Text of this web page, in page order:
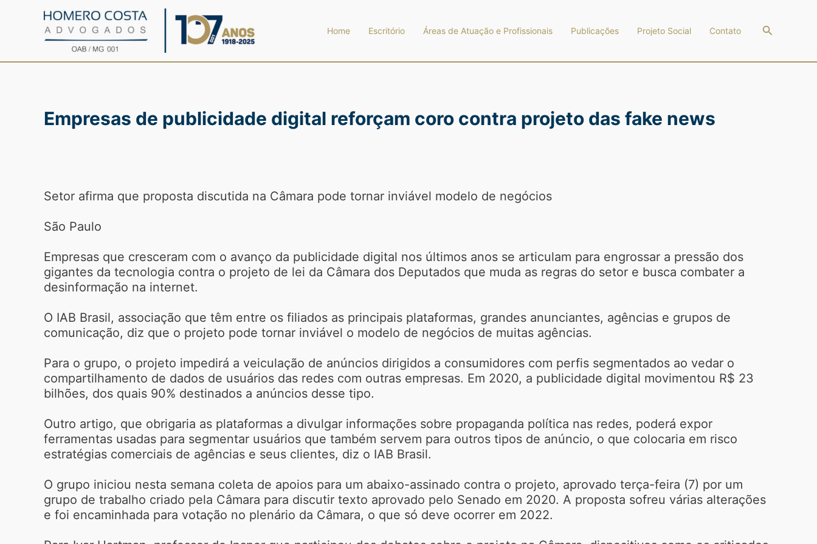
Home Escritório Áreas de Atuação e Profissionais Publicações Projeto Social Contato Pesquisar
Empresas de publicidade digital reforçam coro contra projeto das fake news
Setor afirma que proposta discutida na Câmara pode tornar inviável modelo de negócios
São Paulo
Empresas que cresceram com o avanço da publicidade digital nos últimos anos se articulam para engrossar a pressão dos
gigantes da tecnologia contra o projeto de lei da Câmara dos Deputados que muda as regras do setor e busca combater a
desinformação na internet.
O IAB Brasil, associação que têm entre os filiados as principais plataformas, grandes anunciantes, agências e grupos de
comunicação, diz que o projeto pode tornar inviável o modelo de negócios de muitas agências.
Para o grupo, o projeto impedirá a veiculação de anúncios dirigidos a consumidores com perfis segmentados ao vedar o
compartilhamento de dados de usuários das redes com outras empresas. Em 2020, a publicidade digital movimentou R$ 23
bilhões, dos quais 90% destinados a anúncios desse tipo.
Outro artigo, que obrigaria as plataformas a divulgar informações sobre propaganda política nas redes, poderá expor
ferramentas usadas para segmentar usuários que também servem para outros tipos de anúncio, o que colocaria em risco
estratégias comerciais de agências e seus clientes, diz o IAB Brasil.
O grupo iniciou nesta semana coleta de apoios para um abaixo-assinado contra o projeto, aprovado terça-feira (7) por um
grupo de trabalho criado pela Câmara para discutir texto aprovado pelo Senado em 2020. A proposta sofreu várias alterações
e foi encaminhada para votação no plenário da Câmara, o que só deve ocorrer em 2022.